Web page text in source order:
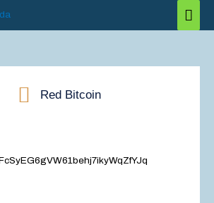
Red Bitcoin